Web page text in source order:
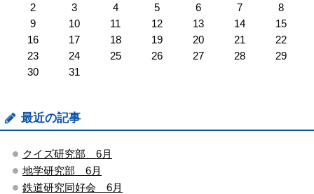
2
3 4 5 6 7
8
9
10 11 12 13 14
15
16
17 18 19 20 21
22
23
24 25 26 27 28
29
30
31
最近の記事
クイズ研究部 6月
地学研究部 6月
鉄道研究同好会 6月